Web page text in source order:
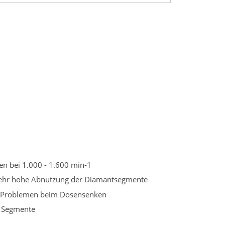
bei 1.000 - 1.600 min-1
hohe Abnutzung der Diamantsegmente
beim Dosensenken